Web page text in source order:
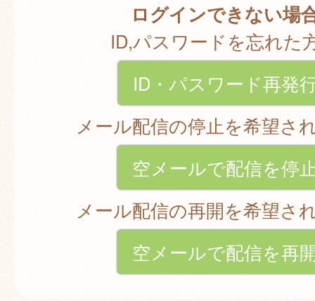
ログインできない場
ID,パスワードを忘れた
ID・パスワード再発
メール配信の停止を希望さ
空メールで配信を停
メール配信の再開を希望さ
空メールで配信を再